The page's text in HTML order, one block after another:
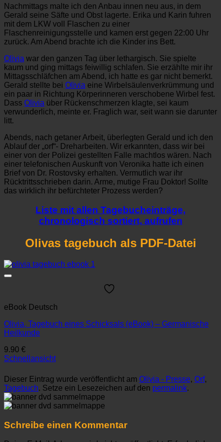
Nachmittags malte ich den Anbau innen neu aus, in dem
Gerald seine Säfte und Obst lagerte. Erika und Karin fuhren
mit dem LKW voll Flaschen zu einer
Flaschenreinigungsstelle und kamen erst gegen 22:00 Uhr
zurück. Am Abend brachte ich die Kinder ins Bett.
Olivia war den ganzen Tag über lethargisch. Sie spielte
kaum und ging mittags feiwillig schlafen. Sie erzählte mir ihr
Mittagsschläfchen am Abend, ich hatte es gar nicht bemerkt.
Gerald stellte bei Olivia eine Wirbelsäulenverkrümmung und
ein paar in Richtung Körperinneren verschobene Wirbel fest.
Dass Olivia über Rückenschmerzen klagte, sei kaum
verwunderlich, meinte er. Fraglich war, seit wann sie darunter
litt.
Abends, nach getaner Arbeit, überlegten Gerald und ich den
Ablauf der „orf“- Dreharbeiten. Wir erkannten, dass wir bei
einer von der Polizei gestellten Falle machtlos wären. Nach
einer telefonischen Auskunft von Veronika hatte ich einen
Brief von Dr. Rostovsky erhalten. Vermutlich war ihr
Rücktrittsschrieben darin. Arme, mutige Frau Doktor! Sollte
das wirklich ihr befürchteter Prozess werden?
Liste mit allen Tagebucheinträge,
chronologisch sortiert, aufrufen
Olivas tagebuch als PDF-Datei
eBook Deutsch
Olivia, Tagebuch eines Schicksals (eBook) – Germanische
Heilkunde
9.90 €
Schnellansicht
Dieser Eintrag wurde veröffentlicht am Olivia - Presse, Orf,
Tagebuch. Setze ein Lesezeichen auf den permalink.
Schreibe einen Kommentar